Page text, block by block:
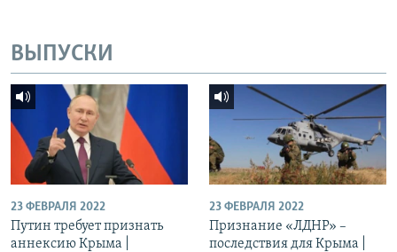
ВЫПУСКИ
23 ФЕВРАЛЯ 2022
Путин требует признать
аннексию Крыма |
23 ФЕВРАЛЯ 2022
Признание «ЛДНР» –
последствия для Крыма |